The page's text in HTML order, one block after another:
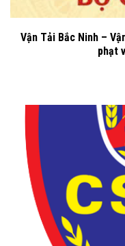
Vận Tải Bắc Ninh –
phạt